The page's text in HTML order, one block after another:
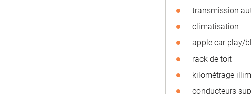
transmission
climatisation
apple car play/
rack de toit
kilométrage
conducteurs